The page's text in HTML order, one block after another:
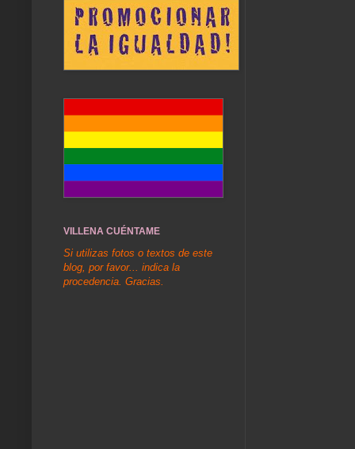
VILLENA CUÉNTAME
Si utilizas fotos o textos de este
blog, por favor... indica la
procedencia. Gracias.